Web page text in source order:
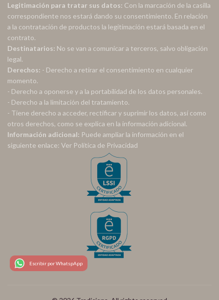
Legitimación para tratar sus datos: Con la marcación de la casilla
correspondiente nos estará dando su consentimiento. En relación
a la contratación de productos la legitimación estará basada en el
contrato.
Destinatarios: No se van a comunicar a terceros, salvo obligación
legal.
Derechos: - Derecho a retirar el consentimiento en cualquier
momento.
- Derecho a oponerse y a la portabilidad de los datos personales.
- Derecho a la limitación del tratamiento.
- Tiene derecho a acceder, rectificar y suprimir los datos, así como
otros derechos, como se explica en la información adicional.
Información adicional: Puede ampliar la información en el
siguiente enlace: Ver Política de Privacidad
Escribir por WhatspApp